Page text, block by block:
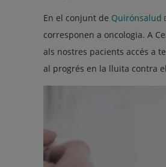
En el conjunt de Quirónsalud
corresponen a oncologia. A
als nostres pacients accés a
al progrés en la lluita contra